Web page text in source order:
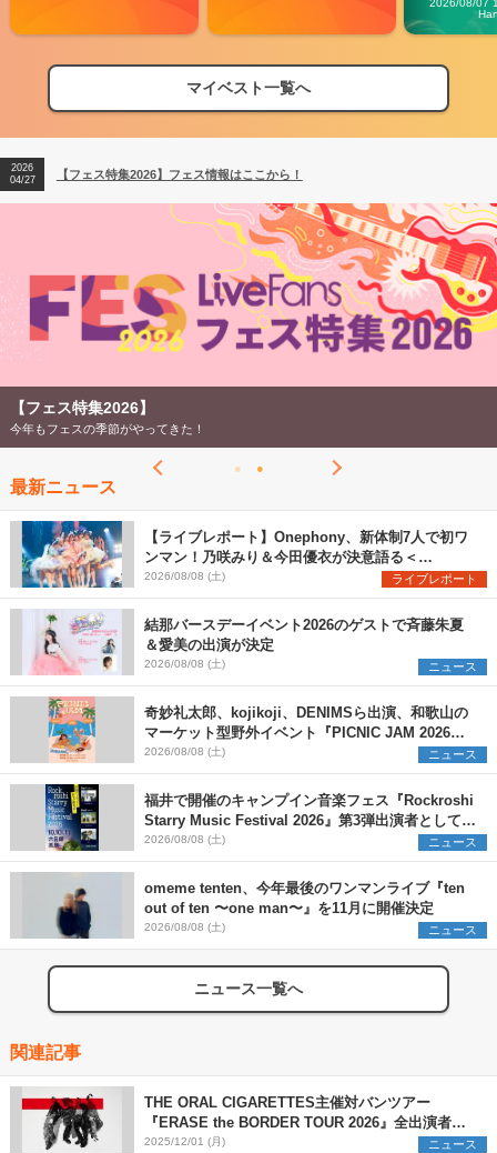
2026/08/07
マイベスト一覧へ
【フェス特集2026】フェス情報はここから！
【ライブ動員ランキング】2026年上半期編発表！
2026
04/27
【フェス特集2026】フェス情報はここから！
2026
【ライブ動員ランキング】2026年上半期編発表！
【フェス特集2026】
今年もフェスの季節がやってきた！
最新ニュース
【ライブレポート】Onephony、新体制7人で初ワ
ンマン！乃咲みり＆今田優衣が決意語る＜
Onephony新体制1st Oneman Live はじまりの夏
＞
2026/08/08 (土) ライブレポート
結那バースデーイベント2026のゲストで斉藤朱夏
＆愛美の出演が決定
2026/08/08 (土) ニュース
奇妙礼太郎、kojikoji、DENIMSら出演、和歌山の
マーケット型野外イベント『PICNIC JAM 2026』
早割チケット発売開始
2026/08/08 (土) ニュース
福井で開催のキャンプイン音楽フェス『Rockroshi
Starry Music Festival 2026』第3弾出演者として
SCOOBIE DO、かりゆし58、Reiを発表
2026/08/08 (土) ニュース
omeme tenten、今年最後のワンマンライブ『ten
out of ten 〜one man〜』を11月に開催決定
2026/08/08 (土) ニュース
ニュース一覧へ
関連記事
THE ORAL CIGARETTES主催対バンツアー
『ERASE the BORDER TOUR 2026』全出演者を
解禁 TK from 凛として時雨ら3組の参加を新たに発
2025/12/01 (月) ニュース